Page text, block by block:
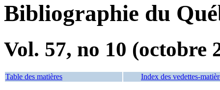
Bibliographie du
Vol. 57, no 10 (octobre
Table des matières Index des vedettes-